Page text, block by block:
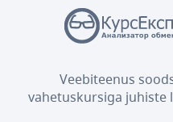
Veebiteenus
vahetuskursiga juhiste